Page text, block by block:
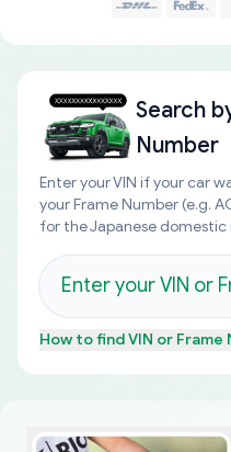
Search
Number
Enter your VIN if your car
your Frame Number (e.g.
for the Japanese domestic
How to findVIN or Frame